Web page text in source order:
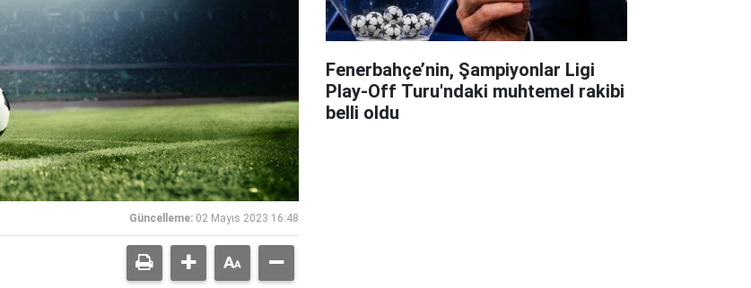
Güncelleme: 02 Mayıs 2023 16:48
Fenerbahçe’nin, Şampiyonlar Ligi
Play-Off Turu'ndaki muhtemel rakibi
belli oldu